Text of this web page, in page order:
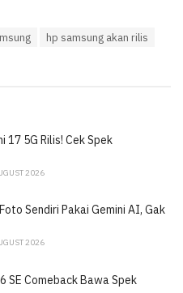
hp samsung akan rilis
17 5G Rilis! Cek Spek
2026
Sendiri Pakai Gemini AI, Gak
2026
SE Comeback Bawa Spek